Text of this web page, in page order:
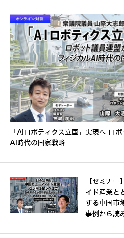
「AIロボティクス立国」実現へ ロ
AI時代の国家戦略
【セミナー
イド産業と
する中国市
事例から読